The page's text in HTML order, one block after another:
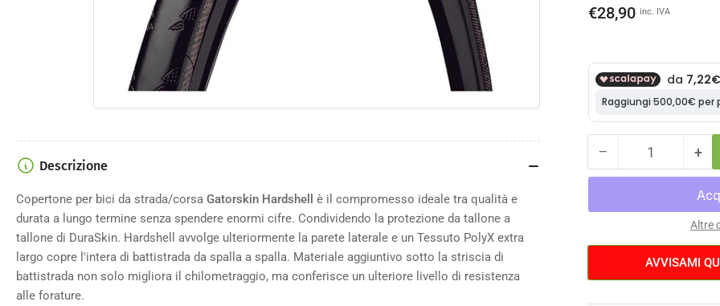
di
scontato
€28,90 inc. IVA
− Diminuisci
la
per
Continental
Hardshell
Quantità +
la
per
Altre
AVVISAMI
Descrizione
Copertone per bici da strada/corsa Gatorskin Hardshell
è il compromesso ideale tra qualità e
durata a lungo termine senza spendere enormi cifre. Condividendo la protezione da tallone a
tallone di DuraSkin. Hardshell avvolge ulteriormente la parete laterale e un Tessuto PolyX extra
largo copre l'intera di battistrada da spalla a spalla. Materiale aggiuntivo sotto la striscia di
battistrada non solo migliora il chilometraggio, ma conferisce un ulteriore livello di resistenza
alle forature.